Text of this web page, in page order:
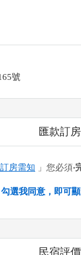
號
匯款訂房
房需知 」您必須‧
選我同意，即可
民宿評價